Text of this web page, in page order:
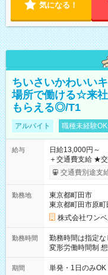
気になる！
ちいさいかわいい
場所で働ける☆来
もらえる◎/T1
アルバイト 職種未経験OK
給与
日給13,000円～
＋交通費支給 ★交通費全額支給！ ┗案件により規定あり ★日払
いOK！（規定あ
ンビニATMから 日払
交通費別途支
勤務地
東京都町田市
東京都町田市原町
株式会社ワン
勤務時間
勤務時間は指定な
変形労働時間制 想定労働時
～21：00
期間 単発・1日のみOK